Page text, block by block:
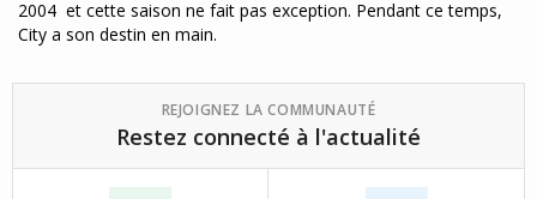
2004 et cette saison ne fait pas exception. Pendant ce temps,
City a son destin en main.
REJOIGNEZ LA COMMUNAUTÉ
Restez connecté à l'actualité